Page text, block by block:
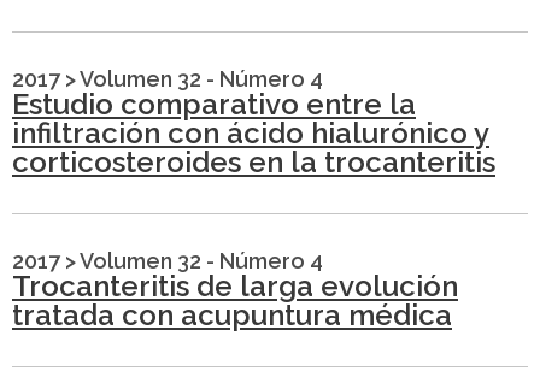
2017 >Volumen 32 - Número 4
Estudio comparativo entre la
infiltración con ácido hialurónico y
corticosteroides en la trocanteritis
2017 >Volumen 32 - Número 4
Trocanteritis de larga evolución
tratada con acupuntura médica